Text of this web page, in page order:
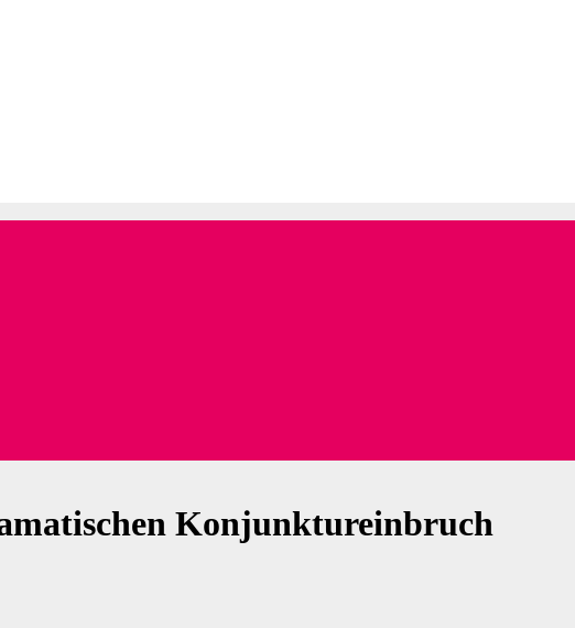
Konjunktureinbruch